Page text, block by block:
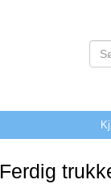
Ferdig